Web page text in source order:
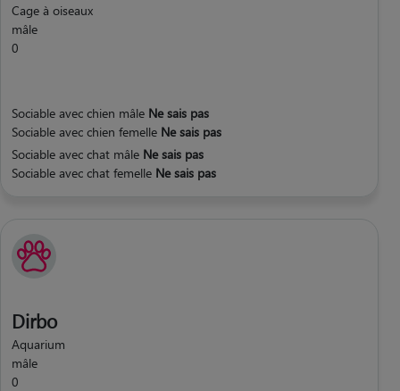
Cage à oiseaux
mâle
0
Sociable avec chien mâle Ne sais pas
Sociable avec chien femelle Ne sais pas
Sociable avec chat mâle Ne sais pas
Sociable avec chat femelle Ne sais pas
Dirbo
Aquarium
mâle
0